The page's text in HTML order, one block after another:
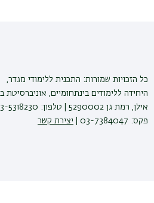
כל הזכויות שמורות: התכנית ללימודי מגדר,
היחידה ללימודים בינתחומיים, אוניברסיטת
פקס: 03-7384047 |
יצירת קשר